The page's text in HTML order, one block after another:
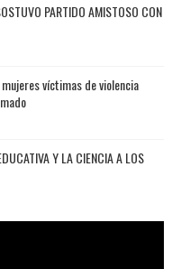
PARTIDO AMISTOSO CON
víctimas de violencia
Y LA CIENCIA A LOS